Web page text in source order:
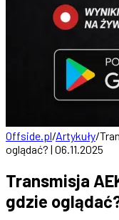
Offside.pl/Artykuły/
oglądać? | 06.11.2025
Transmisja
gdzie